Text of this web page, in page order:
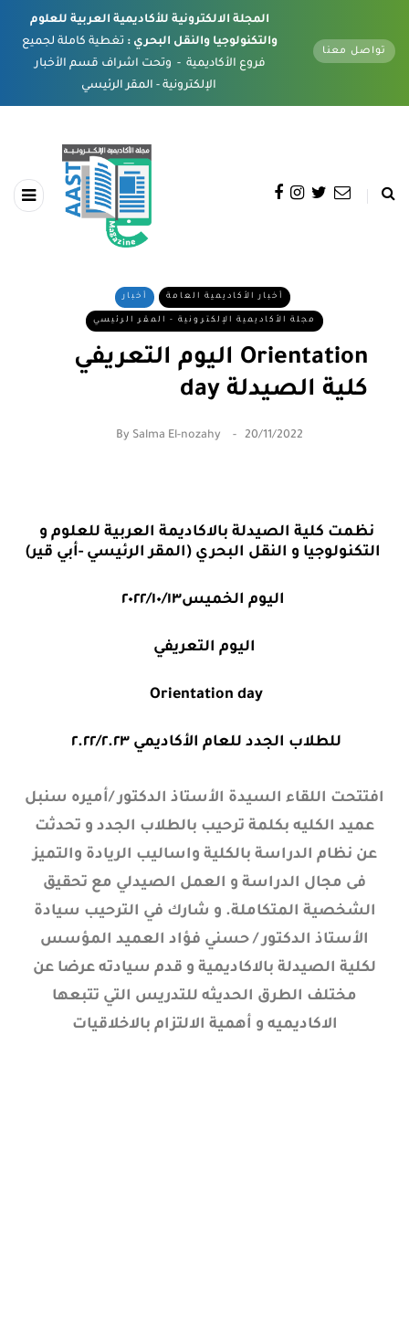
المجلة الالكترونية للأكاديمية العربية للعلوم
والتكنولوجيا والنقل البحري : تغطية كاملة لجميع
فروع الأكاديمية - وتحت اشراف قسم الأخبار
تواصل معنا
أخبار أخبار الأكاديمية العامة
مجلة الأكاديمية الإلكترونية - المقر الرئيسي
اليوم التعريفي Orientation
day كلية الصيدلة
By Salma El-nozahy 20/11/2022
اليوم التعريفي
Orientation day
للطلاب الجدد للعام الأكاديمي ٢.٢٢/٢.٢٣
افتتحت اللقاء السيدة الأستاذ الدكتور /أميره سنبل
عميد الكليه بكلمة ترحيب بالطلاب الجدد و تحدثت
عن نظام الدراسة بالكلية واساليب الريادة والتميز
فى مجال الدراسة و العمل الصيدلي مع تحقيق
الشخصية المتكاملة. و شارك في الترحيب سيادة
الأستاذ الدكتور / حسني فؤاد العميد المؤسس
لكلية الصيدلة بالاكاديمية و قدم سيادته عرضا عن
مختلف الطرق الحديثه للتدريس التي تتبعها
الاكاديميه و أهمية الالتزام بالاخلاقيات